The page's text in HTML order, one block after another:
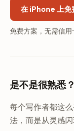
在 iPhone 上免
免费方案，无需信用
是不是很熟悉？
每个写作者都这
法，而是从灵感